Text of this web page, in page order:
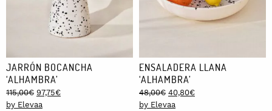
JARRÓN BOCANCHA
‘ALHAMBRA’
115,00€ Original
price
97,75€Current
by Elevaa
ENSALADERA LLANA
‘ALHAMBRA’
48,00€ Original
price
40,80€Current
by Elevaa